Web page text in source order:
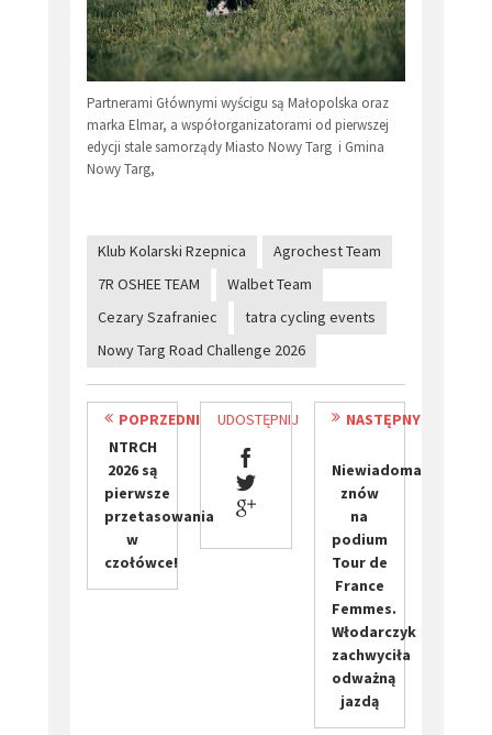
Partnerami Głównymi wyścigu są Małopolska oraz
marka Elmar, a współorganizatorami od pierwszej
edycji stale samorządy Miasto Nowy Targ i Gmina
Nowy Targ,
Klub Kolarski Rzepnica
Agrochest Team
7R OSHEE TEAM
Walbet Team
Cezary Szafraniec
tatra cycling events
Nowy Targ Road Challenge 2026
POPRZEDNI
NTRCH
2026 są
pierwsze
przetasowania
w
czołówce!
UDOSTĘPNIJ
NASTĘPNY
Niewiadoma
znów
na
podium
Tour de
France
Femmes.
Włodarczyk
zachwyciła
odważną
jazdą